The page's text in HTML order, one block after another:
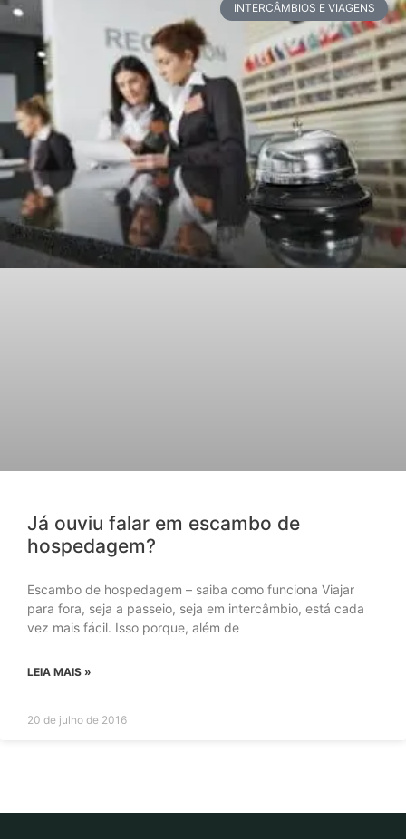
INTERCÂMBIOS E VIAGENS
Já ouviu falar em escambo de
hospedagem?
Escambo de hospedagem – saiba como funciona Viajar
para fora, seja a passeio, seja em intercâmbio, está cada
vez mais fácil. Isso porque, além de
LEIA MAIS »
20 de julho de 2016